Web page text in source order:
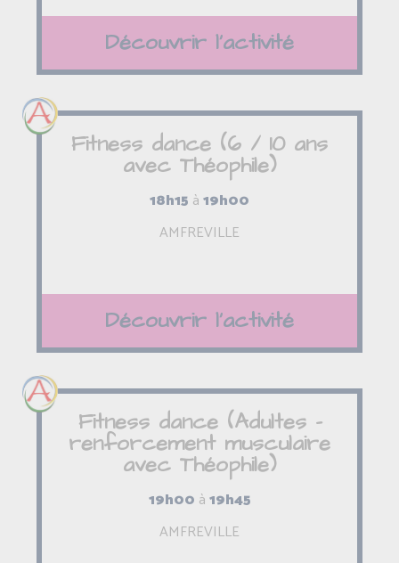
Découvrir l'activité
Fitness dance (6 / 10 ans
avec Théophile)
18h15 à19h00
AMFREVILLE
Découvrir l'activité
Fitness dance (Adultes -
renforcement musculaire
avec Théophile)
19h00 à19h45
AMFREVILLE